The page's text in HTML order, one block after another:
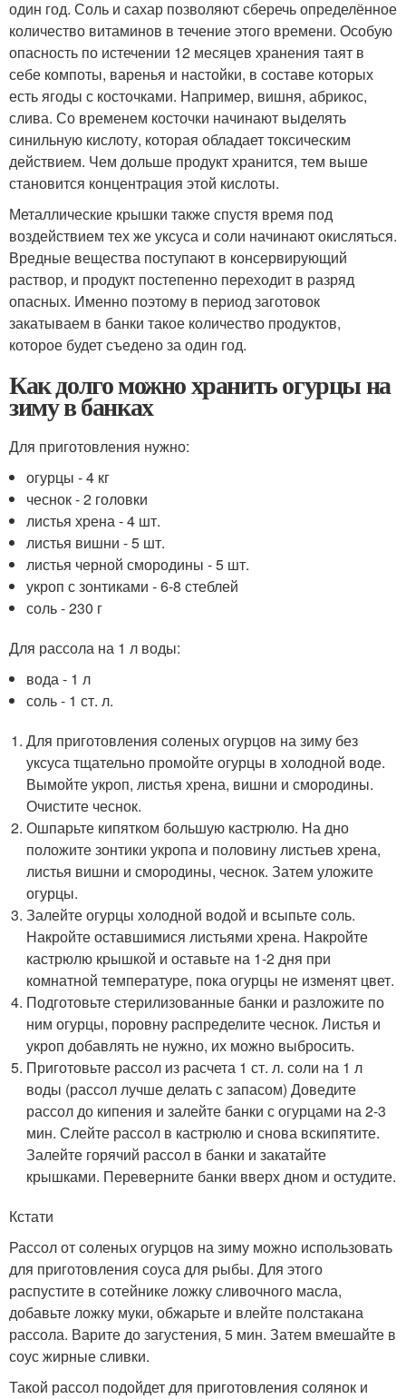
один год. Соль и сахар позволяют сберечь определённое
количество витаминов в течение этого времени. Особую
опасность по истечении 12 месяцев хранения таят в
себе компоты, варенья и настойки, в составе которых
есть ягоды с косточками. Например, вишня, абрикос,
слива. Со временем косточки начинают выделять
синильную кислоту, которая обладает токсическим
действием. Чем дольше продукт хранится, тем выше
становится концентрация этой кислоты.
Металлические крышки также спустя время под
воздействием тех же уксуса и соли начинают окисляться.
Вредные вещества поступают в консервирующий
раствор, и продукт постепенно переходит в разряд
опасных. Именно поэтому в период заготовок
закатываем в банки такое количество продуктов,
которое будет съедено за один год.
Как долго можно хранить огурцы на
зиму в банках
Для приготовления нужно:
огурцы - 4 кг
чеснок - 2 головки
листья хрена - 4 шт.
листья вишни - 5 шт.
листья черной смородины - 5 шт.
укроп с зонтиками - 6-8 стеблей
соль - 230 г
Для рассола на 1 л воды:
вода - 1 л
соль - 1 ст. л.
Для приготовления соленых огурцов на зиму без
уксуса тщательно промойте огурцы в холодной воде.
Вымойте укроп, листья хрена, вишни и смородины.
Очистите чеснок.
Ошпарьте кипятком большую кастрюлю. На дно
положите зонтики укропа и половину листьев хрена,
листья вишни и смородины, чеснок. Затем уложите
огурцы.
Залейте огурцы холодной водой и всыпьте соль.
Накройте оставшимися листьями хрена. Накройте
кастрюлю крышкой и оставьте на 1-2 дня при
комнатной температуре, пока огурцы не изменят цвет.
Подготовьте стерилизованные банки и разложите по
ним огурцы, поровну распределите чеснок. Листья и
укроп добавлять не нужно, их можно выбросить.
Приготовьте рассол из расчета 1 ст. л. соли на 1 л
воды (рассол лучше делать с запасом) Доведите
рассол до кипения и залейте банки с огурцами на 2-3
мин. Слейте рассол в кастрюлю и снова вскипятите.
Залейте горячий рассол в банки и закатайте
крышками. Переверните банки вверх дном и остудите.
Кстати
Рассол от соленых огурцов на зиму можно использовать
для приготовления соуса для рыбы. Для этого
распустите в сотейнике ложку сливочного масла,
добавьте ложку муки, обжарьте и влейте полстакана
рассола. Варите до загустения, 5 мин. Затем вмешайте в
соус жирные сливки.
Такой рассол подойдет для приготовления солянок и